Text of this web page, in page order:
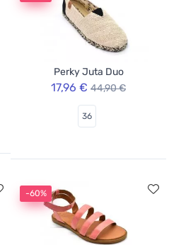
Perky Juta Duo
17,96 € 44,90 €
36
-60%